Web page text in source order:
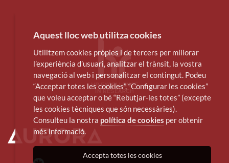
Aquest lloc web utilitza cookies
Utilitzem cookies pròpies i de tercers per millorar
l’experiència d’usuari, analitzar el trànsit, la vostra
navegació al web i personalitzar el contingut. Podeu
“Acceptar totes les cookies”, “Configurar les cookies”
que voleu acceptar o bé “Rebutjar-les totes” (excepte
les cookies tècniques que són necessàries).
Consulteu la nostra política de cookies per obtenir
més informació.
Accepta totes les cookies